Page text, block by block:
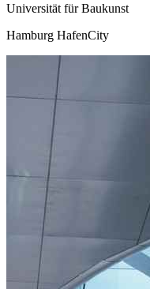
Universität für Baukunst
Hamburg HafenCity